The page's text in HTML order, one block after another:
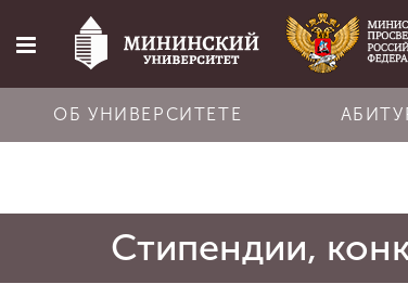
Об университете
ОБ УНИВЕРСИТЕТЕ
Стипендии,